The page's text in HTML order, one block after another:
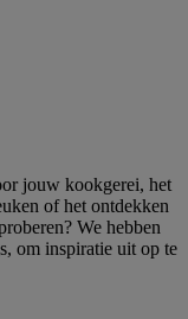
jouw kookgerei, het
of het ontdekken
We hebben
om inspiratie uit op te